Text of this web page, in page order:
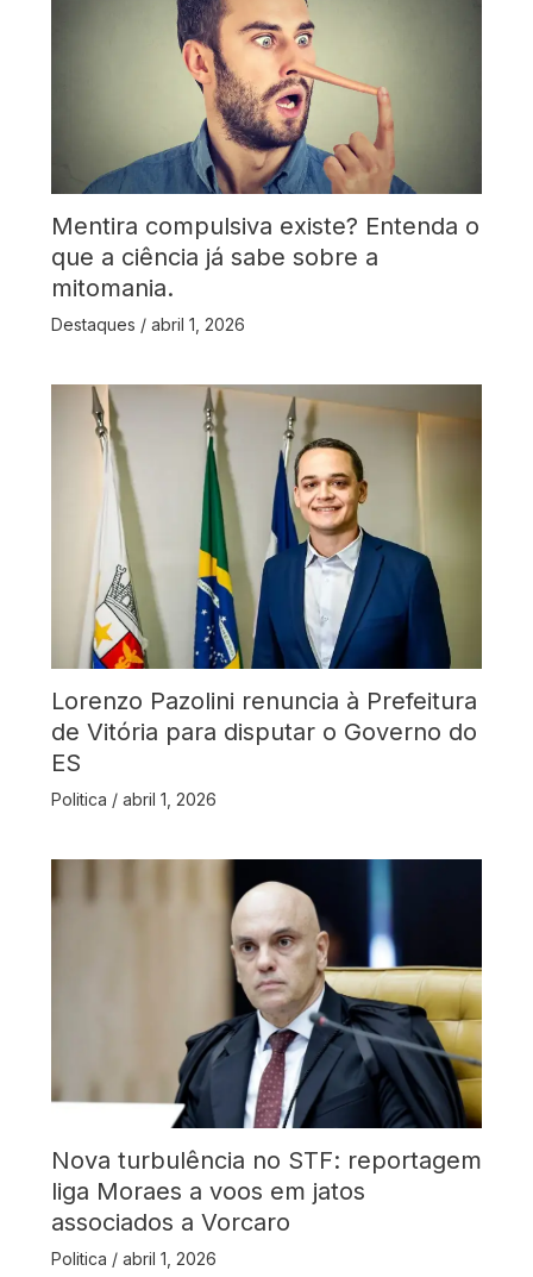
Mentira compulsiva existe? Entenda o
que a ciência já sabe sobre a
mitomania.
Destaques / abril 1, 2026
Lorenzo Pazolini renuncia à Prefeitura
de Vitória para disputar o Governo do
ES
Politica / abril 1, 2026
Nova turbulência no STF: reportagem
liga Moraes a voos em jatos
associados a Vorcaro
Politica / abril 1, 2026